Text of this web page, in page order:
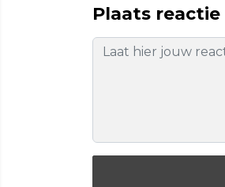
Plaats reactie